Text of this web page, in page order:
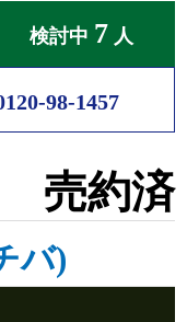
検討中 7 人
98-1457
売約済
バ)